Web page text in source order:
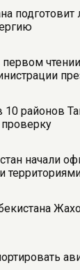
подготовит
чтении
районов
начали